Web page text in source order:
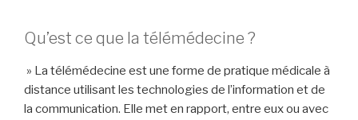
Qu’est ce que la télémédecine ?
» La télémédecine est une forme de pratique médicale à
distance utilisant les technologies de l’information et de
la communication. Elle met en rapport, entre eux ou avec